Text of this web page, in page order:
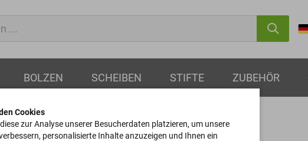
BOLZEN SCHEIBEN STIFTE ZUBEHÖR
Cookies
zur Analyse unserer Besucherdaten platzieren, um unsere
personalisierte Inhalte anzuzeigen und Ihnen ein